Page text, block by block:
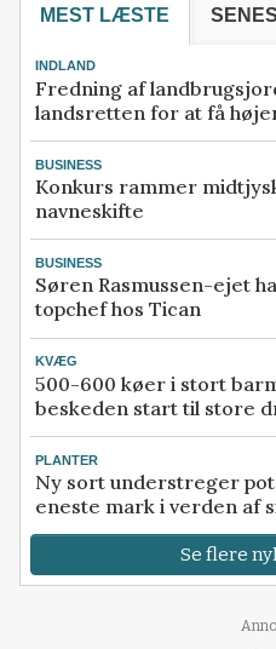
MEST LÆSTE
INDLAND
Fredning af
landsretten for at få
BUSINESS
Konkurs rammer
navneskifte
BUSINESS
Søren Rasmussen-ejet
topchef hos Tican
KVÆG
500-600 køer i stort
beskeden start til store
PLANTER
Ny sort understreger
eneste mark i verden af
Se flere